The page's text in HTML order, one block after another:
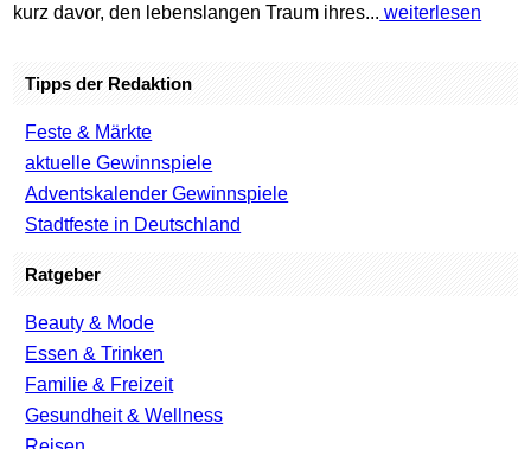
kurz davor, den lebenslangen Traum ihres... weiterlesen
Tipps der Redaktion
Feste & Märkte
aktuelle Gewinnspiele
Adventskalender Gewinnspiele
Stadtfeste in Deutschland
Ratgeber
Beauty & Mode
Essen & Trinken
Familie & Freizeit
Gesundheit & Wellness